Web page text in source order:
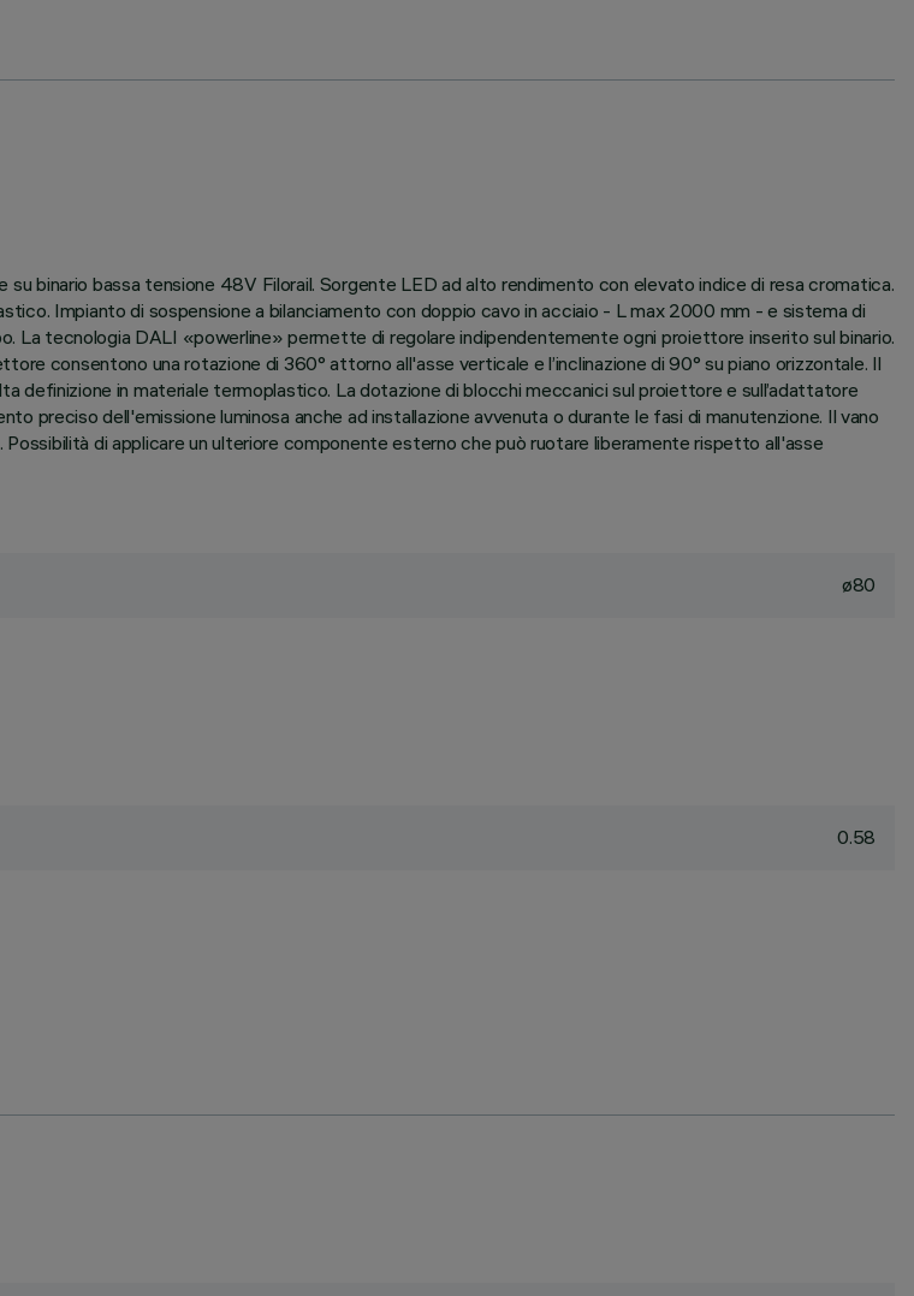
binario bassa tensione 48V Filorail. Sorgente LED ad alto rendimento con elevato indice di resa cromatica.
Impianto di sospensione a bilanciamento con doppio cavo in acciaio - L max 2000 mm - e sistema di
La tecnologia DALI «powerline» permette di regolare indipendentemente ogni proiettore inserito sul binario.
consentono una rotazione di 360° attorno all'asse verticale e l’inclinazione di 90° su piano orizzontale. Il
in materiale termoplastico. La dotazione di blocchi meccanici sul proiettore e sull’adattatore
preciso dell'emissione luminosa anche ad installazione avvenuta o durante le fasi di manutenzione. Il vano
di applicare un ulteriore componente esterno che può ruotare liberamente rispetto all'asse
ø80
0.58